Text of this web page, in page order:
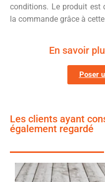
conditions. Le produit est
la commande grâce à
En savoir
Poser
Les clients ayant
également regardé